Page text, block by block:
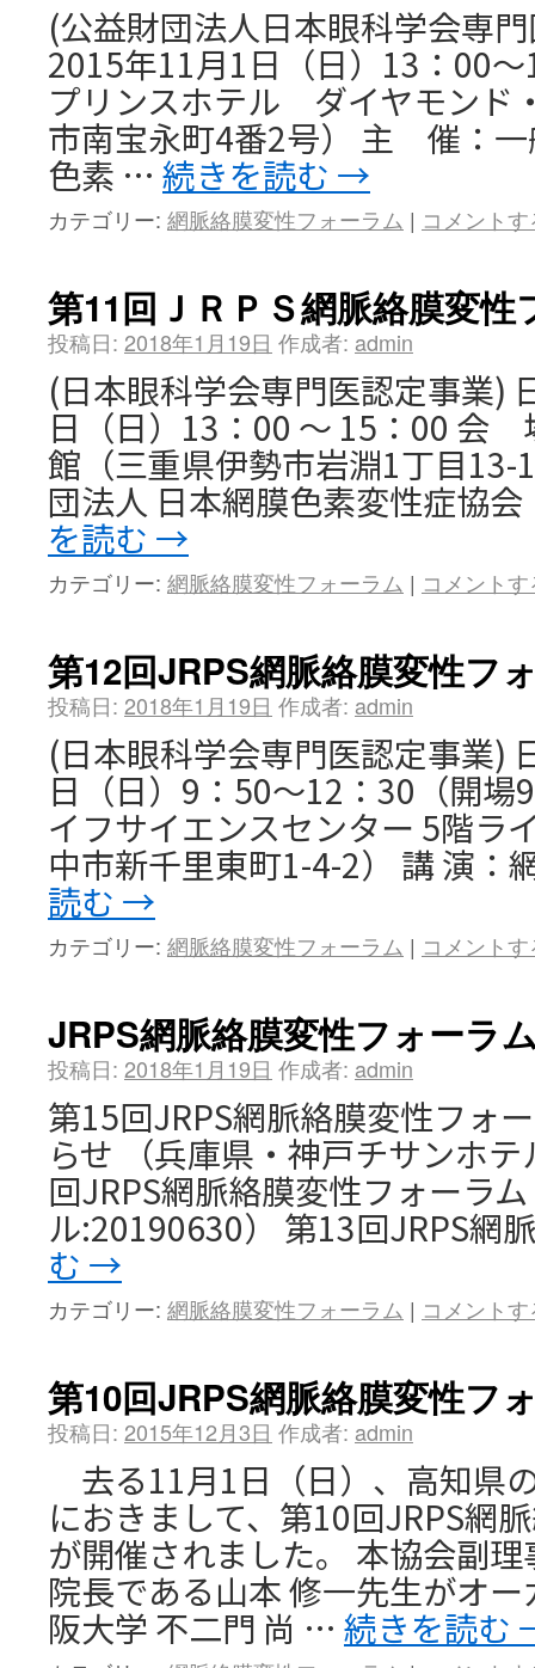
(公益財団法人日本眼科学会専
2015年11月1日（日）13：00
プリンスホテル ダイヤモンド
市南宝永町4番2号） 主 催：一
色素 … 続きを読む →
カテゴリー: 網脈絡膜変性フォーラム | コメント
第11回ＪＲＰＳ網脈絡膜変性
投稿日: 2018年1月19日 作成者: admin
(日本眼科学会専門医認定事業
日（日）13：00 ～ 15：00 会
館（三重県伊勢市岩淵1丁目
団法人 日本網膜色素変性症
を読む →
カテゴリー: 網脈絡膜変性フォーラム | コメント
第12回JRPS網脈絡膜変性フ
投稿日: 2018年1月19日 作成者: admin
(日本眼科学会専門医認定事業)
日（日）9：50～12：30（開場
イフサイエンスセンター 5階ラ
中市新千里東町1-4-2） 講 演
読む →
カテゴリー: 網脈絡膜変性フォーラム | コメント
JRPS網脈絡膜変性フォーラ
投稿日: 2018年1月19日 作成者: admin
第15回JRPS網脈絡膜変性フォ
らせ （兵庫県・神戸チサンホ
回JRPS網脈絡膜変性フォーラ
ル:20190630） 第13回JRPS網
む →
カテゴリー: 網脈絡膜変性フォーラム | コメント
第10回JRPS網脈絡膜変性フ
投稿日: 2015年12月3日 作成者: admin
去る11月1日（日）、高知県
におきまして、第10回JRPS網
が開催されました。 本協会副
院長である山本 修一先生がオ
阪大学 不二門 尚 … 続きを読む